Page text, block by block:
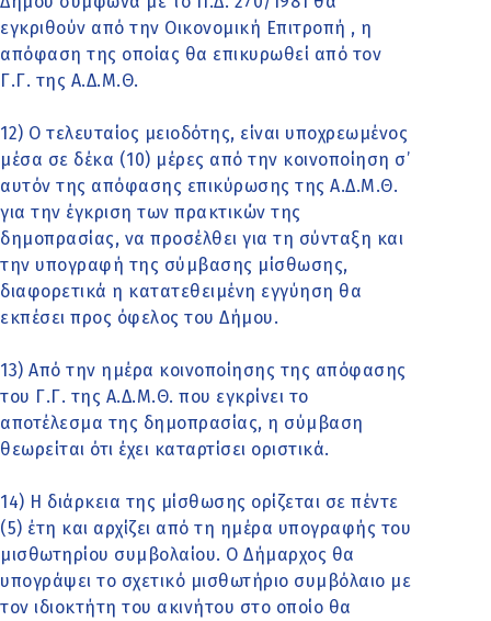
εγκριθούν από την Οικονομική Επιτροπή , η
απόφαση της οποίας θα επικυρωθεί από τον
Γ.Γ. της Α.Δ.Μ.Θ.
12) Ο τελευταίος μειοδότης, είναι υποχρεωμένος
μέσα σε δέκα (10) μέρες από την κοινοποίηση σ’
αυτόν της απόφασης επικύρωσης της Α.Δ.Μ.Θ.
για την έγκριση των πρακτικών της
δημοπρασίας, να προσέλθει για τη σύνταξη και
την υπογραφή της σύμβασης μίσθωσης,
διαφορετικά η κατατεθειμένη εγγύηση θα
εκπέσει προς όφελος του Δήμου.
13) Από την ημέρα κοινοποίησης της απόφασης
του Γ.Γ. της Α.Δ.Μ.Θ. που εγκρίνει το
αποτέλεσμα της δημοπρασίας, η σύμβαση
θεωρείται ότι έχει καταρτίσει οριστικά.
14) Η διάρκεια της μίσθωσης ορίζεται σε πέντε
(5) έτη και αρχίζει από τη ημέρα υπογραφής του
μισθωτηρίου συμβολαίου. Ο Δήμαρχος θα
υπογράψει το σχετικό μισθωτήριο συμβόλαιο με
τον ιδιοκτήτη του ακινήτου στο οποίο θα